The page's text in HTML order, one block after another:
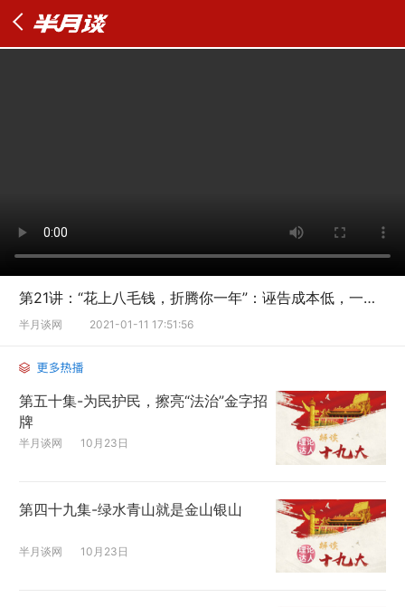
第21讲：“花上八毛钱，折腾你一年”：诬告成本低，一告事就“黄”？
半月谈网 2021-01-11 17:51:56
第五十集-为民护民，擦亮“法治”金字招
牌
半月谈网 10月23日
第四十九集-绿水青山就是金山银山
半月谈网 10月23日